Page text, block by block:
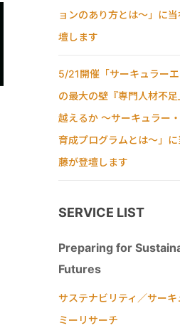
ョンのあり方とは〜」に
壇します
5/21開催「サーキュラー
の最大の壁『専門人材不
越えるか ～サーキュラー
育成プログラムとは～」
藤が登壇します
SERVICE LIST
Preparing for
Futures
サステナビリティ／サーキ
ミーリサーチ